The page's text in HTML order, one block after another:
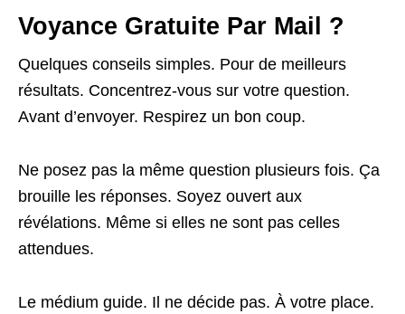
Voyance Gratuite Par Mail ?
Quelques conseils simples. Pour de meilleurs
résultats. Concentrez-vous sur votre question.
Avant d’envoyer. Respirez un bon coup.
Ne posez pas la même question plusieurs fois. Ça
brouille les réponses. Soyez ouvert aux
révélations. Même si elles ne sont pas celles
attendues.
Le médium guide. Il ne décide pas. À votre place.